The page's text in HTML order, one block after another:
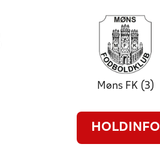
Møns FK (3)
HOLDINFO